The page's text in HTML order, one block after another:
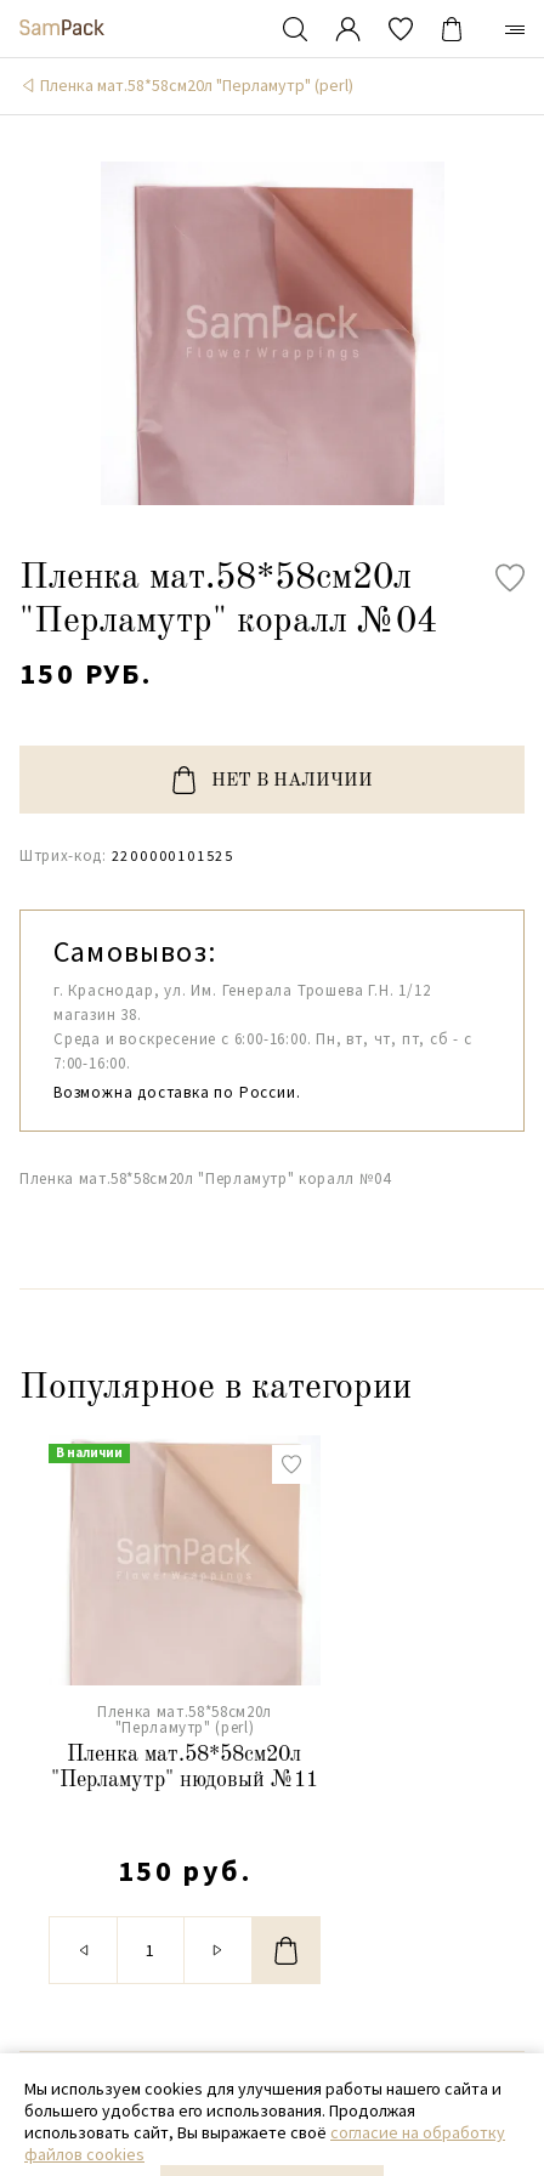
Пленка мат.58*58см20л "Перламутр" (perl)
Пленка мат.58*58см20л
"Перламутр" коралл №04
150 РУБ.
НЕТ В НАЛИЧИИ
Штрих-код: 2200000101525
Самовывоз:
г. Краснодар, ул. Им. Генерала Трошева Г.Н. 1/12
магазин 38.
Среда и воскресение с 6:00-16:00. Пн, вт, чт, пт, сб - с
7:00-16:00.
Возможна доставка по России.
Пленка мат.58*58см20л "Перламутр" коралл №04
Популярное в категории
В наличии
Пленка мат.58*58см20л
"Перламутр" (perl)
Пленка мат.58*58см20л
"Перламутр" нюдовый №11
150 руб.
© 2020 - 2026 SamPack
+ 7 (918) 699-97-87
zakaz@sampack.store
Мы используем cookies для улучшения работы нашего сайта и
большего удобства его использования. Продолжая
использовать сайт, Вы выражаете своё согласие на обработку
файлов cookies